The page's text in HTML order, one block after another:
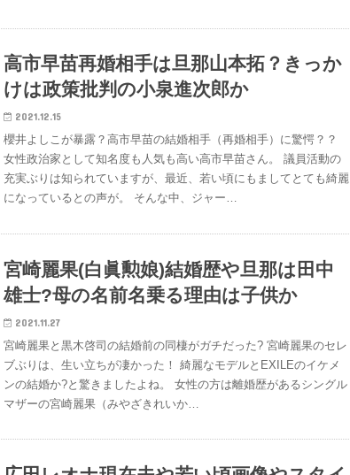
高市早苗再婚相手は旦那山本拓？きっか
けは政策批判の小泉進次郎か
2021.12.15
櫻井よしこが暴露？高市早苗の結婚相手（再婚相手）に驚愕？？
女性政治家として知名度も人気も高い高市早苗さん。 議員活動の
充実ぶりは知られていますが、最近、若い頃にもましてとても綺麗
になっているとの声が。 そんな中、ジャー…
宮崎麗果(白眞勲娘)結婚歴や旦那は田中
雄士?母の名前名乗る理由は子供か
2021.11.27
宮崎麗果と黒木啓司の結婚前の同棲がガチだった? 宮崎麗果のセレ
ブぶりは、生い立ちが凄かった！ 綺麗なモデルとEXILEのイケメ
ンの結婚か?と驚きましたよね。 女性の方は離婚歴があるシングル
マザーの宮崎麗果（みやざきれいか…